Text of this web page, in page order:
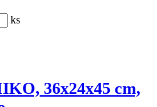
ks
36x24x45 cm,